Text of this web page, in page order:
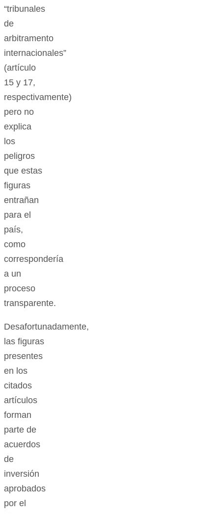
“tribunales
de
arbitramento
internacionales”
(artículo
15 y 17,
respectivamente)
pero no
explica
los
peligros
que estas
figuras
entrañan
para el
país,
como
correspondería
a un
proceso
transparente.
Desafortunadamente,
las figuras
presentes
en los
citados
artículos
forman
parte de
acuerdos
de
inversión
aprobados
por el